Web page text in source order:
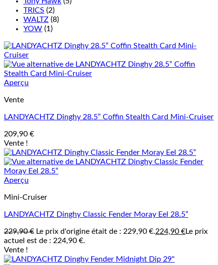
TRICS (2)
WALTZ (8)
YOW (1)
Aperçu
Vente
LANDYACHTZ Dinghy 28.5” Coffin Stealth Card Mini-Cruiser
209,90 €
Vente !
Aperçu
Mini-Cruiser
LANDYACHTZ Dinghy Classic Fender Moray Eel 28.5”
229,90€ Le prix d'origine était de : 229,90 €.224,90 €Le prix
actuel est de : 224,90 €.
Vente !